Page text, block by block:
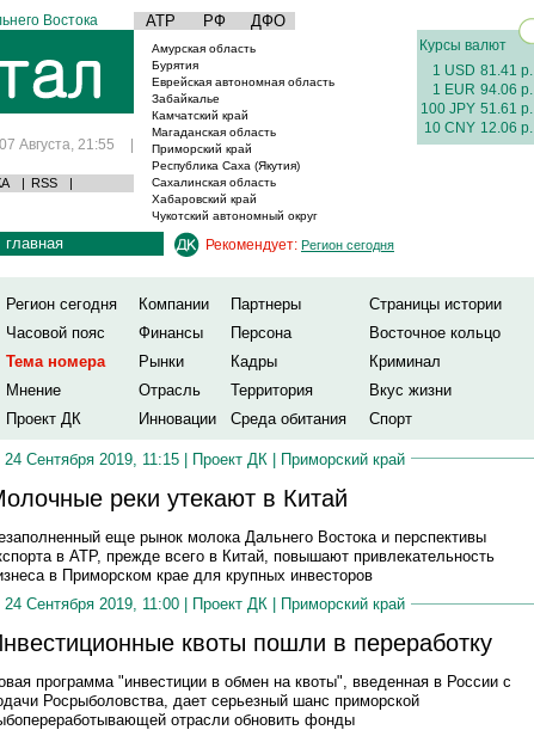
Востока АТР РФ ДФО
07 Августа, 21:55 |
| RSS |
Амурская область
Бурятия
Еврейская автономная область
Забайкалье
Камчатский край
Магаданская область
Приморский край
Республика Саха (Якутия)
Сахалинская область
Хабаровский край
Чукотский автономный округ
Курсы валют
1 USD 81.41 р.
1 EUR 94.06 р.
100 JPY 51.61 р.
10 CNY 12.06 р.
главная Рекомендует: Регион сегодня
Регион сегодня Компании Партнеры
Страницы истории
Часовой пояс
Финансы Персона
Восточное кольцо
Тема номера
Рынки Кадры
Криминал
Мнение
Отрасль Территория
Вкус жизни
Проект ДК
Инновации Среда обитания Спорт
24 Сентября 2019, 11:15 | Проект ДК | Приморский край
реки утекают в Китай
еще рынок молока Дальнего Востока и перспективы
в АТР, прежде всего в Китай, повышают привлекательность
в Приморском крае для крупных инвесторов
24 Сентября 2019, 11:00 |
Проект ДК Приморский край
квоты пошли в переработку
программа "инвестиции в обмен на квоты", введенная в России с
Росрыболовства, дает серьезный шанс приморской
отрасли обновить фонды